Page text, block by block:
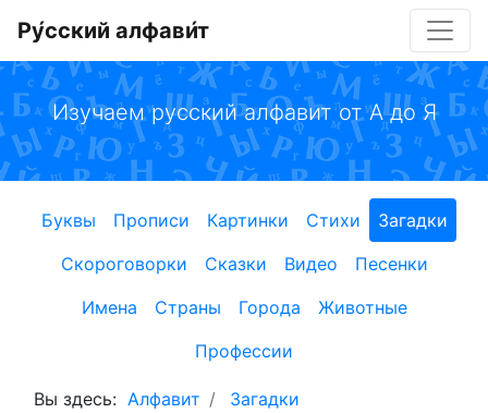
Ру́сский алфави́т
Изучаем русский алфавит от А до Я
Буквы Прописи Картинки Стихи
Загадки
Скороговорки
Сказки Видео
Песенки
Имена
Страны Города
Животные
Профессии
Вы здесь: Алфавит
Загадки